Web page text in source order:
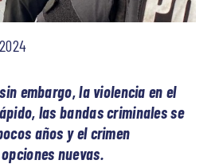
embargo, la violencia en el
las bandas criminales se
años y el crimen
nuevas.